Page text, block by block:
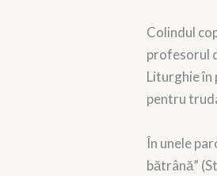
Colindul
profesorul
Liturghie în
pentru
În unele
bătrână”